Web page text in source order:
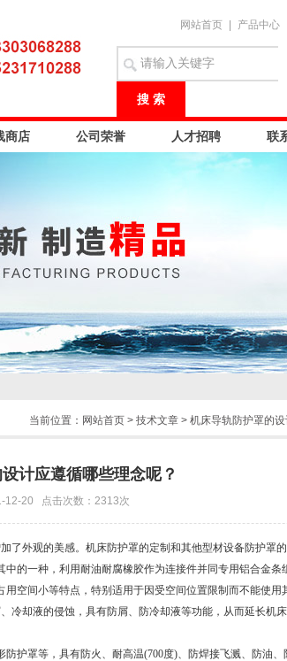
网站首页 产品中心
商店 公司荣誉 人才招聘 联
当前位置： 网站首页> 技术文章> 机床导轨防护罩的设
计应遵循哪些理念呢？
12-20 点击次数：2313次
了外观的美感。机床防护罩的定制和其他型材设备防护罩
的一种，利用耐油耐腐橡胶作为连接件并同专用铝合金条
空间小等特点，特别适用于因受空间位置限制而不能使用
却液的侵蚀，具有防屑、防冷却液等功能，从而延长机床
护罩等，具有防火、耐高温(700度)、防焊接飞溅、防油